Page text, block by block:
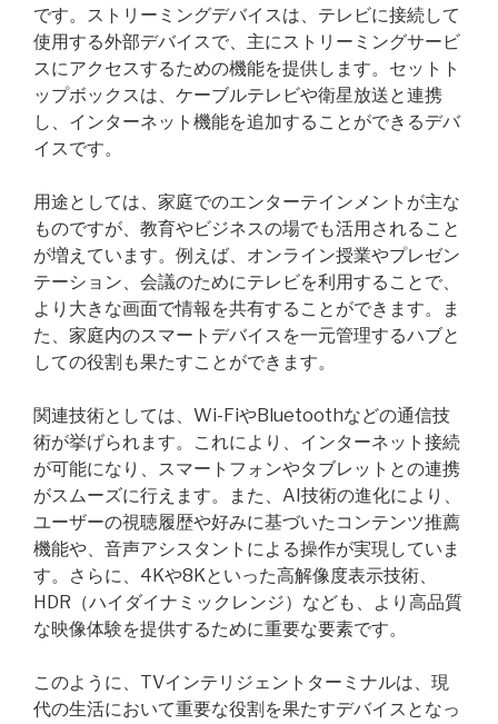
です。ストリーミングデバイスは、テレビに接続して
使用する外部デバイスで、主にストリーミングサービ
スにアクセスするための機能を提供します。セットト
ップボックスは、ケーブルテレビや衛星放送と連携
し、インターネット機能を追加することができるデバ
イスです。
用途としては、家庭でのエンターテインメントが主な
ものですが、教育やビジネスの場でも活用されること
が増えています。例えば、オンライン授業やプレゼン
テーション、会議のためにテレビを利用することで、
より大きな画面で情報を共有することができます。ま
た、家庭内のスマートデバイスを一元管理するハブと
しての役割も果たすことができます。
関連技術としては、Wi-FiやBluetoothなどの通信技
術が挙げられます。これにより、インターネット接続
が可能になり、スマートフォンやタブレットとの連携
がスムーズに行えます。また、AI技術の進化により、
ユーザーの視聴履歴や好みに基づいたコンテンツ推薦
機能や、音声アシスタントによる操作が実現していま
す。さらに、4Kや8Kといった高解像度表示技術、
HDR（ハイダイナミックレンジ）なども、より高品質
な映像体験を提供するために重要な要素です。
このように、TVインテリジェントターミナルは、現
代の生活において重要な役割を果たすデバイスとなっ